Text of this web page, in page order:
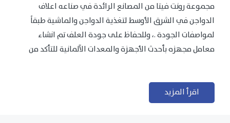
مجموعة رونت فيتا من المصانع الرائدة في صناعه اعلاف
الدواجن في الشرق الأوسط لتغذية الدواجن والماشية طبقاً
لمواصفات الجودة .، وللحفاظ على جودة العلف تم انشاء
معامل مجهزه بأحدث الأجهزة والمعدات الآلمانية للتأكد من
اقرأ المزيد